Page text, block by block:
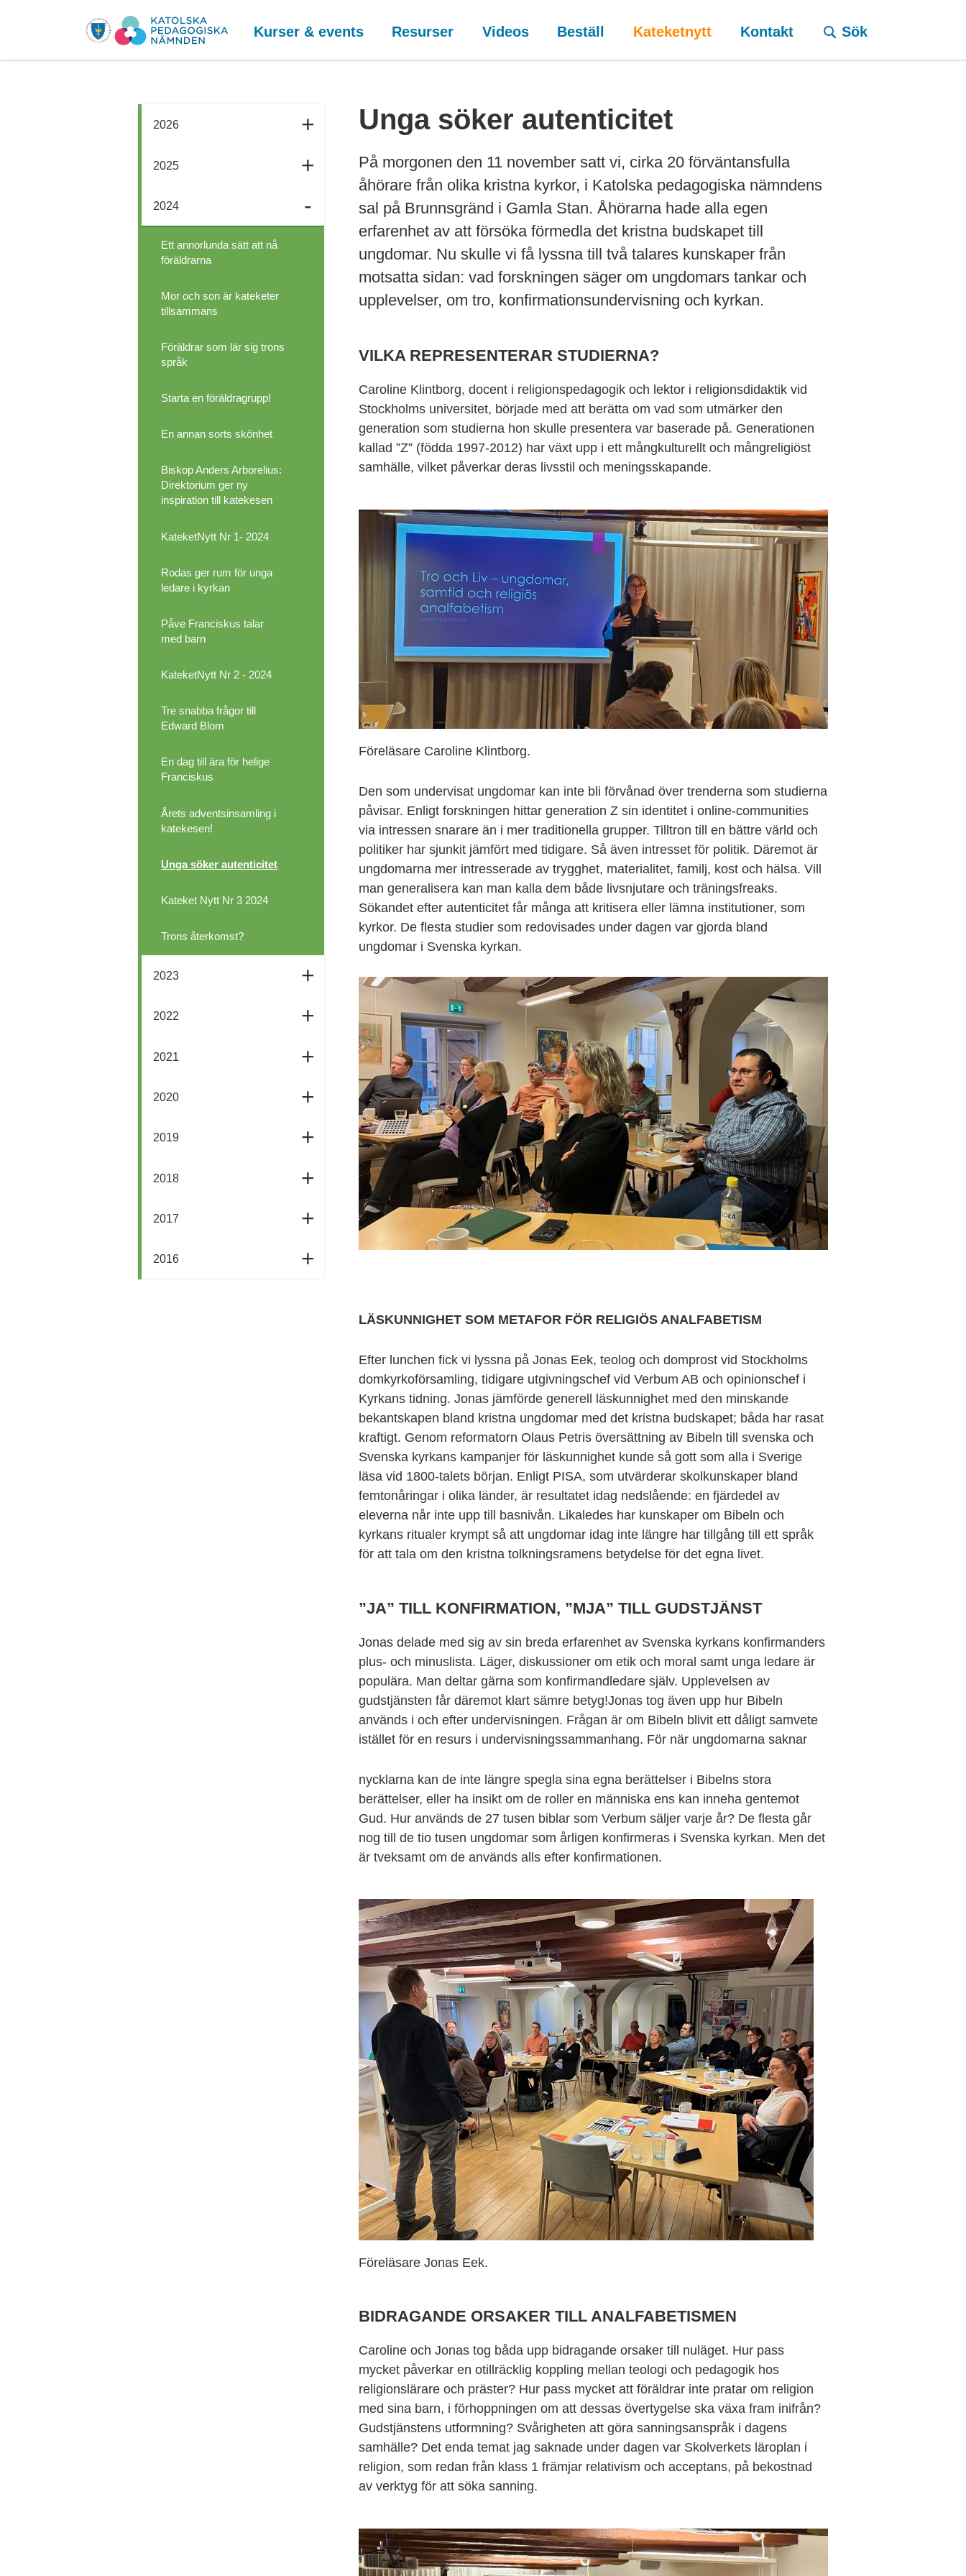
Kurser & events Resurser Videos Beställ Kateketnytt Kontakt Sök
2026
2025
2024
Ett annorlunda sätt att nå
föräldrarna
Mor och son är kateketer
tillsammans
Föräldrar som lär sig trons
språk
Starta en föräldragrupp!
En annan sorts skönhet
Biskop Anders Arborelius:
Direktorium ger ny
inspiration till katekesen
KateketNytt Nr 1- 2024
Rodas ger rum för unga
ledare i kyrkan
Påve Franciskus talar
med barn
KateketNytt Nr 2 - 2024
Tre snabba frågor till
Edward Blom
En dag till ära för helige
Franciskus
Årets adventsinsamling i
katekesen!
Unga söker autenticitet
Kateket Nytt Nr 3 2024
Trons återkomst?
2023
2022
2021
2020
2019
2018
2017
2016
Unga söker autenticitet
På morgonen den 11 november satt vi, cirka 20 förväntansfulla
åhörare från olika kristna kyrkor, i Katolska pedagogiska nämndens
sal på Brunnsgränd i Gamla Stan. Åhörarna hade alla egen
erfarenhet av att försöka förmedla det kristna budskapet till
ungdomar. Nu skulle vi få lyssna till två talares kunskaper från
motsatta sidan: vad forskningen säger om ungdomars tankar och
upplevelser, om tro, konfirmationsundervisning och kyrkan.
VILKA REPRESENTERAR STUDIERNA?
Caroline Klintborg, docent i religionspedagogik och lektor i religionsdidaktik vid
Stockholms universitet, började med att berätta om vad som utmärker den
generation som studierna hon skulle presentera var baserade på. Generationen
kallad ”Z” (födda 1997-2012) har växt upp i ett mångkulturellt och mångreligiöst
samhälle, vilket påverkar deras livsstil och meningsskapande.
Föreläsare Caroline Klintborg.
Den som undervisat ungdomar kan inte bli förvånad över trenderna som studierna
påvisar. Enligt forskningen hittar generation Z sin identitet i online-communities
via intressen snarare än i mer traditionella grupper. Tilltron till en bättre värld och
politiker har sjunkit jämfört med tidigare. Så även intresset för politik. Däremot är
ungdomarna mer intresserade av trygghet, materialitet, familj, kost och hälsa. Vill
man generalisera kan man kalla dem både livsnjutare och träningsfreaks.
Sökandet efter autenticitet får många att kritisera eller lämna institutioner, som
kyrkor. De flesta studier som redovisades under dagen var gjorda bland
ungdomar i Svenska kyrkan.
LÄSKUNNIGHET SOM METAFOR FÖR RELIGIÖS ANALFABETISM
Efter lunchen fick vi lyssna på Jonas Eek, teolog och domprost vid Stockholms
domkyrkoförsamling, tidigare utgivningschef vid Verbum AB och opinionschef i
Kyrkans tidning. Jonas jämförde generell läskunnighet med den minskande
bekantskapen bland kristna ungdomar med det kristna budskapet; båda har rasat
kraftigt. Genom reformatorn Olaus Petris översättning av Bibeln till svenska och
Svenska kyrkans kampanjer för läskunnighet kunde så gott som alla i Sverige
läsa vid 1800-talets början. Enligt PISA, som utvärderar skolkunskaper bland
femtonåringar i olika länder, är resultatet idag nedslående: en fjärdedel av
eleverna når inte upp till basnivån. Likaledes har kunskaper om Bibeln och
kyrkans ritualer krympt så att ungdomar idag inte längre har tillgång till ett språk
för att tala om den kristna tolkningsramens betydelse för det egna livet.
”JA” TILL KONFIRMATION, ”MJA” TILL GUDSTJÄNST
Jonas delade med sig av sin breda erfarenhet av Svenska kyrkans konfirmanders
plus- och minuslista. Läger, diskussioner om etik och moral samt unga ledare är
populära. Man deltar gärna som konfirmandledare själv. Upplevelsen av
gudstjänsten får däremot klart sämre betyg!Jonas tog även upp hur Bibeln
används i och efter undervisningen. Frågan är om Bibeln blivit ett dåligt samvete
istället för en resurs i undervisningssammanhang. För när ungdomarna saknar
nycklarna kan de inte längre spegla sina egna berättelser i Bibelns stora
berättelser, eller ha insikt om de roller en människa ens kan inneha gentemot
Gud. Hur används de 27 tusen biblar som Verbum säljer varje år? De flesta går
nog till de tio tusen ungdomar som årligen konfirmeras i Svenska kyrkan. Men det
är tveksamt om de används alls efter konfirmationen.
Föreläsare Jonas Eek.
BIDRAGANDE ORSAKER TILL ANALFABETISMEN
Caroline och Jonas tog båda upp bidragande orsaker till nuläget. Hur pass
mycket påverkar en otillräcklig koppling mellan teologi och pedagogik hos
religionslärare och präster? Hur pass mycket att föräldrar inte pratar om religion
med sina barn, i förhoppningen om att dessas övertygelse ska växa fram inifrån?
Gudstjänstens utformning? Svårigheten att göra sanningsanspråk i dagens
samhälle? Det enda temat jag saknade under dagen var Skolverkets läroplan i
religion, som redan från klass 1 främjar relativism och acceptans, på bekostnad
av verktyg för att söka sanning.